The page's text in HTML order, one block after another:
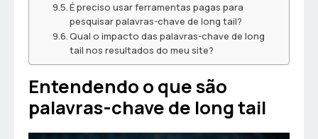
É preciso usar ferramentas pagas para
pesquisar palavras-chave de long tail?
Qual o impacto das palavras-chave de long
tail nos resultados do meu site?
Entendendo o que são
palavras-chave de long tail